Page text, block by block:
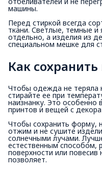
машины.
Перед стиркой всегда
ткани. Светлые, темные
отдельно, а изделия из
специальном мешке для
Как
Чтобы одежда не теряла
стирайте ее при
наизнанку. Это особенно
принтов и вещей с
Чтобы сохранить форму,
отжим и не сушите
солнечными лучами.
естественным способом,
поверхности или повесив
позволяет.